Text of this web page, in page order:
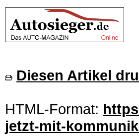
Diesen Artikel
HTML-Format:
jetzt-mit-